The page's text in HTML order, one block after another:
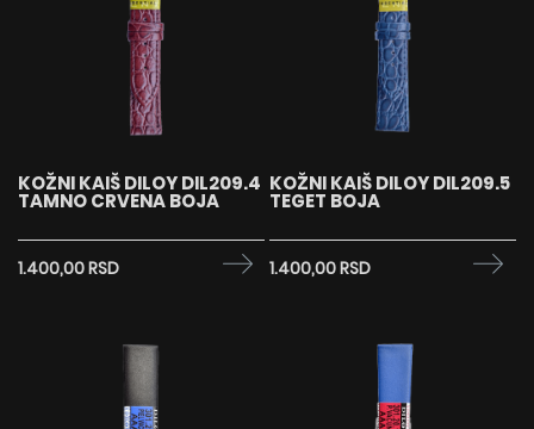
KOŽNI KAIŠ DILOY DIL209.4
TAMNO CRVENA BOJA
1.400,00 RSD
KOŽNI KAIŠ DILOY DIL209.5
TEGET BOJA
1.400,00 RSD